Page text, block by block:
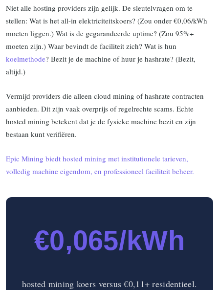
Niet alle hosting providers zijn gelijk. De sleutelvragen om te
stellen: Wat is het all-in elektriciteitskoers? (Zou onder €0,06/kWh
moeten liggen.) Wat is de gegarandeerde uptime? (Zou 95%+
moeten zijn.) Waar bevindt de faciliteit zich? Wat is hun
koelmethode? Bezit je de machine of huur je hashrate? (Bezit,
altijd.)
Vermijd providers die alleen cloud mining of hashrate contracten
aanbieden. Dit zijn vaak overprijs of regelrechte scams. Echte
hosted mining betekent dat je de fysieke machine bezit en zijn
bestaan kunt verifiëren.
Epic Mining biedt hosted mining met institutionele tarieven,
volledig machine eigendom, en professioneel faciliteit beheer.
€0,065/kWh
hosted mining koers versus €0,11+ residentieel.